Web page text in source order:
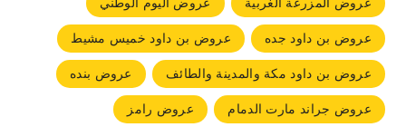
عروض بن داود جده
عروض بن داود خميس مشيط
عروض بن داود مكة والمدينة والطائف
عروض بنده
عروض جراند مارت الدمام
عروض رامز